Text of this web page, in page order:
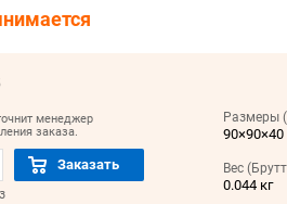
менеджер
заказа.
Заказать
Размеры
Вес
0.044 кг